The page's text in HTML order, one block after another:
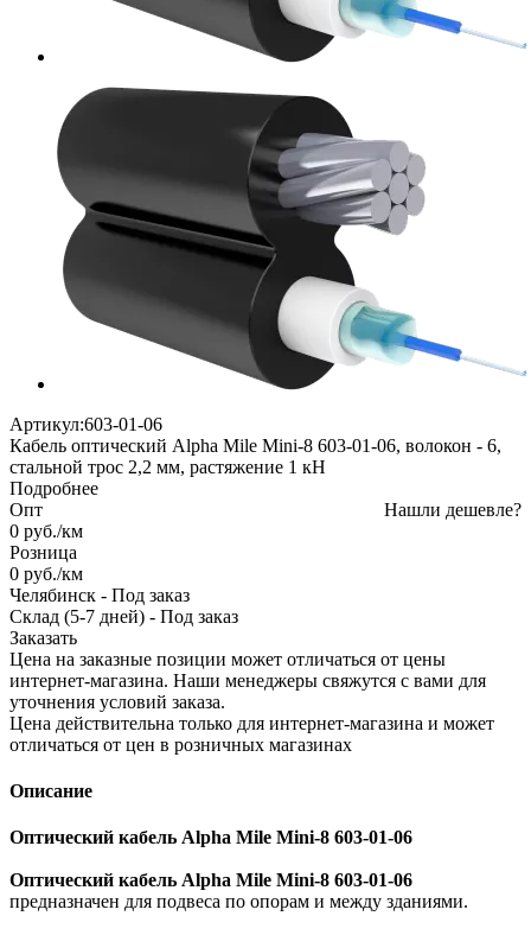
Артикул:603-01-06
Кабель оптический Alpha Mile Mini-8 603-01-06, волокон - 6,
стальной трос 2,2 мм, растяжение 1 кН
Подробнее
Нашли дешевле?
Опт
0 руб./км
Розница
0 руб./км
Челябинск - Под заказ
Склад (5-7 дней) - Под заказ
Заказать
Цена на заказные позиции может отличаться от цены
интернет-магазина. Наши менеджеры свяжутся с вами для
уточнения условий заказа.
Цена действительна только для интернет-магазина и может
отличаться от цен в розничных магазинах
Описание
Оптический кабель Alpha Mile Mini-8 603-01-06
Оптический кабель Alpha Mile Mini-8 603-01-06
предназначен для подвеса по опорам и между зданиями.